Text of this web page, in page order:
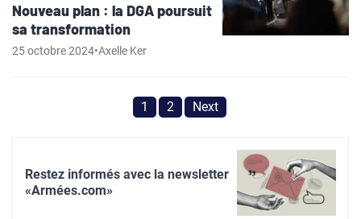
Nouveau plan : la DGA poursuit
sa transformation
25 octobre 2024•Axelle Ker
1 2 Next
Restez informés avec la newsletter
«Armées.com»